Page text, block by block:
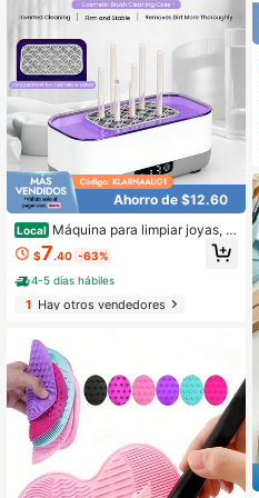
Ahorro de $12.60
Local Máquina para limpiar joyas, e
stuche para brochas de maquillaje,
herramienta automática de limpieza
profunda de 360° para joyas, ultrap
ortátil, carga USB, vibración de alta
frecuencia.
$7.40 -63%
4-5 días hábiles
1Hay otros vendedores